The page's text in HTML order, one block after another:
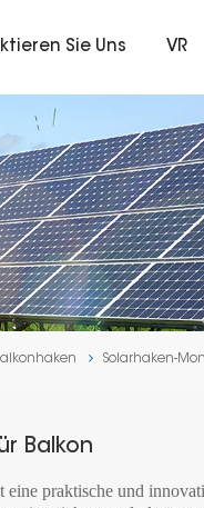
Sie Uns VR
Solarhaken-
Balkon
praktische und